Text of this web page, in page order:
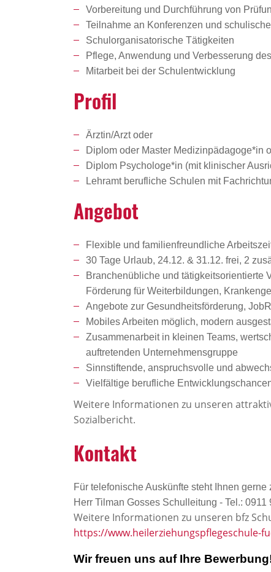
Vorbereitung und Durchführung von
Teilnahme an Konferenzen und
Schulorganisatorische Tätigkeiten
Pflege, Anwendung und Verbesserung
Mitarbeit bei der Schulentwicklung
Profil
Ärztin/Arzt oder
Diplom oder Master Medizinpädagoge*in
Diplom Psychologe*in (mit klinischer
Lehramt berufliche Schulen mit
Angebot
Flexible und familienfreundliche
30 Tage Urlaub, 24.12. & 31.12. frei, 2
Branchenübliche und tätigkeitsorientierte
Förderung für Weiterbildungen,
Angebote zur Gesundheitsförderung,
Mobiles Arbeiten möglich, modern
Zusammenarbeit in kleinen Teams,
auftretenden Unternehmensgruppe
Sinnstiftende, anspruchsvolle und
Vielfältige berufliche
Weitere Informationen zu unseren
Sozialbericht.
Kontakt
Für telefonische Auskünfte steht Ihnen gerne
Herr Tilman Gosses Schulleitung - Tel.: 0911
Weitere Informationen zu unseren bfz
https://www.heilerziehungspflegeschule-
Wir freuen uns auf Ihre